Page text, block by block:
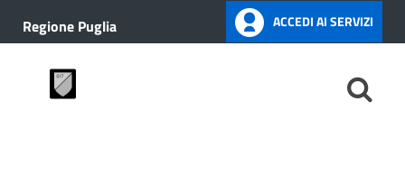
Regione Puglia ACCEDI AI SERVIZI